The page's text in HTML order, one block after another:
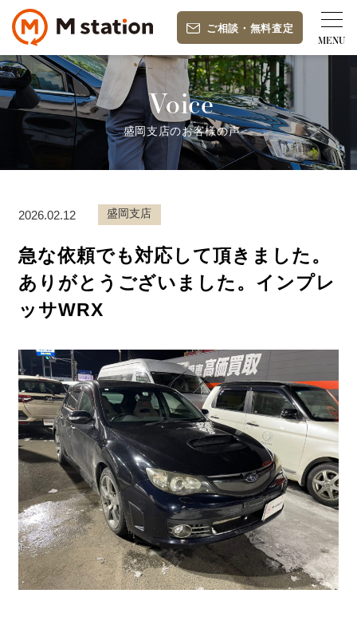
ご相談 ・ 無料査定
Voice
盛岡支店のお客様の声
2026.02.12 盛岡支店
急な依頼でも対応して頂きました。
ありがとうございました。インプレ
ッサWRX